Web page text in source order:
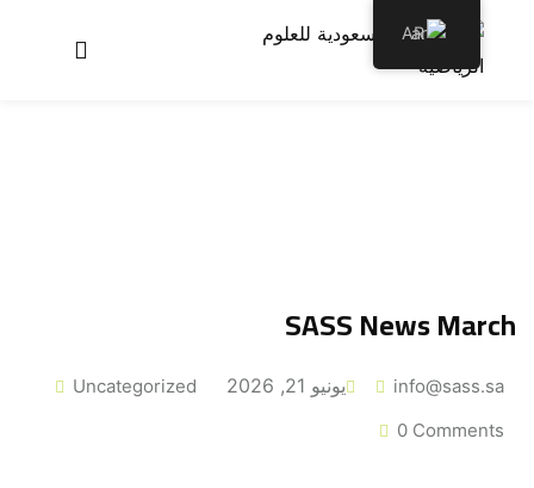
SASS News March
info@sass.sa يونيو 21, 2026
Uncategorized
0 Comments
AR